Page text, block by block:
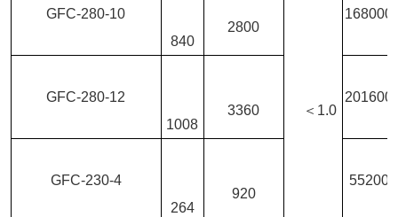
＜1.0
GFC-280-10
840
2800
168000
GFC-280-12
1008
3360
201600
GFC-230-4
264
920
55200